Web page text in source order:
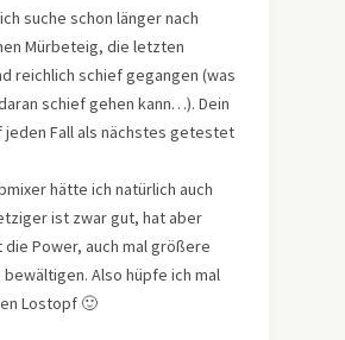
suche schon länger nach
Mürbeteig, die letzten
reichlich schief gegangen (was
schief gehen kann…). Dein
jeden Fall als nächstes getestet
hätte ich natürlich auch
ist zwar gut, hat aber
die Power, auch mal größere
bewältigen. Also hüpfe ich mal
Lostopf 🙂